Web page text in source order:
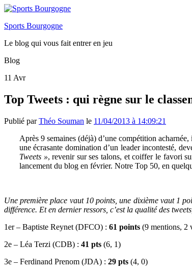
Sports Bourgogne
Le blog qui vous fait entrer en jeu
Blog
11 Avr
Top Tweets : qui règne sur le
Publié parThéo Souman le 11/04/2013 à 14:09:21
Après 9 semaines (déjà) d’une compétition
une écrasante domination d’un leader incontesté,
Tweets », revenir sur ses talons, et coiffer le favori
lancement du blog en février. Notre Top 50, en
Une première place vaut 10 points, une dixième vaut 1
différence. Et en dernier ressors, c’est la qualité des
1er – Baptiste Reynet (DFCO) : 61 points (9 mentions, 2
2e – Léa Terzi (CDB) : 41 pts (6, 1)
3e – Ferdinand Prenom (JDA) : 29 pts (4, 0)